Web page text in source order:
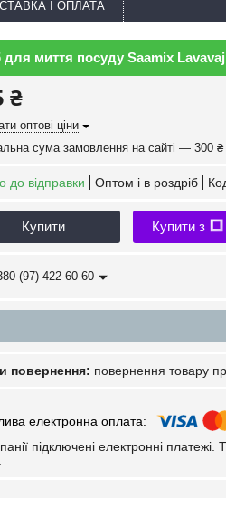
І ОПЛАТА
для миття посуду Saamix
₴
оптові ціни
сума замовлення на сайті — 300 ₴
до відправки Оптом і в роздріб
Купити Купити з
(97) 422-60-60
повернення товару
підключені електронні